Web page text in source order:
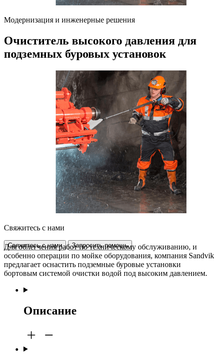
Модернизация и инженерные решения
Очиститель высокого давления для
подземных буровых установок
Свяжитесь с нами
Свяжитесь с нами Запросить помощь
Для облегчения работ по техническому обслуживанию, и
особенно операции по мойке оборудования, компания Sandvik
предлагает оснастить подземные буровые установки
бортовым системой очистки водой под высоким давлением.
Описание